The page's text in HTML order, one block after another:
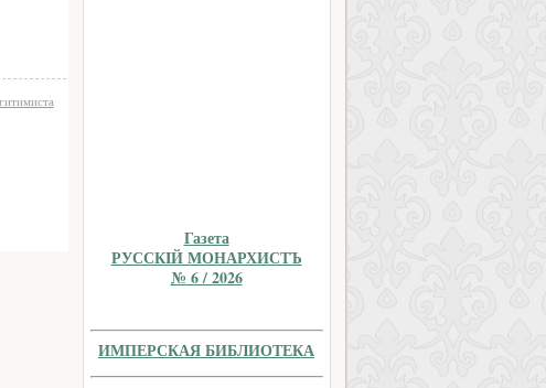
Газета
РУССКIЙ МОНАРХИСТЪ
№ 6 / 2026
ИМПЕРСКАЯ БИБЛИОТЕКА